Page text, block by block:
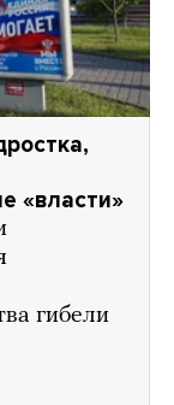
«власти»
гибели